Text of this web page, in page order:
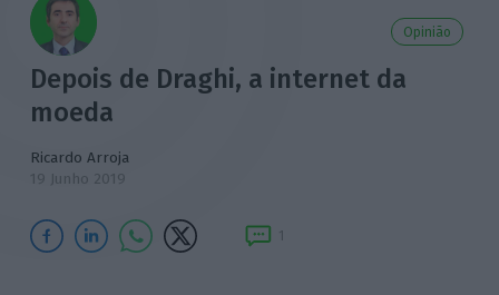
Opinião
Depois de Draghi, a internet da
moeda
Ricardo Arroja
19 Junho 2019
1